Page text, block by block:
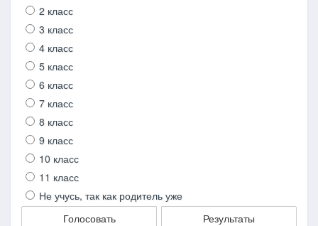
2 класс
3 класс
4 класс
5 класс
6 класс
7 класс
8 класс
9 класс
10 класс
11 класс
Не учусь, так как родитель уже
Голосовать
Результаты